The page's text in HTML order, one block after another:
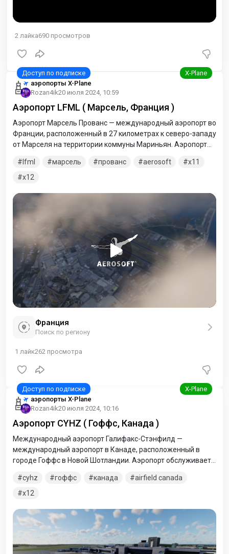
2 лайка690 просмотров
аэропорты X-Plane
Rozan4ik20 июля 2024, 10:59
Аэропорт LFML ( Марсель, Франция )
Аэропорт Марсель Прованс — международный аэропорт во
Франции, расположенный в 27 километрах к северо-западу
от Марселя на территории коммуны Мариньян. Аэропорт
lfml
марсель прованс aerosoft
x11
x12
Франция
Поиск по региону
1 лайк262 просмотра
аэропорты X-Plane
Rozan4ik20 июля 2024, 10:16
Аэропорт CYHZ ( Гоффс, Канада )
Международный аэропорт Галифакс-Стэнфилд —
международный аэропорт в Канаде, расположенный в
городе Гоффс в Новой Шотландии. Аэропорт обслуживает
прилегающие районы в соседних приморских провинциях.
cyhz гоффс канада
airfield canada
x12